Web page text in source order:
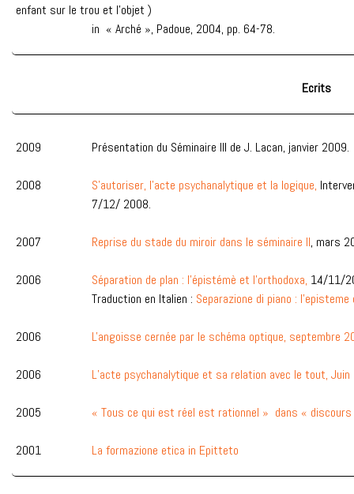
enfant sur le trou et l’objet )
in « Arché », Padoue, 2004, pp. 64-78.
Ecrits
2009 Présentation du Séminaire III de J. Lacan, janvier 2009.
2008 S’autoriser, l’acte psychanalytique et la logique,
7/12/ 2008.
2007 Reprise du stade du miroir dans le séminaire II, mars
2006 Séparation de plan : l’épistémè et l’orthodoxa, 14/11/
Traduction en Italien : Separazione di piano :
2006 L'angoisse cernée par le schéma optique, septembre
2006 L’acte psychanalytique et sa relation avec le tout,
2005 « Tous ce qui est réel est rationnel » dans « discours
2001 La formazione etica in Epitteto